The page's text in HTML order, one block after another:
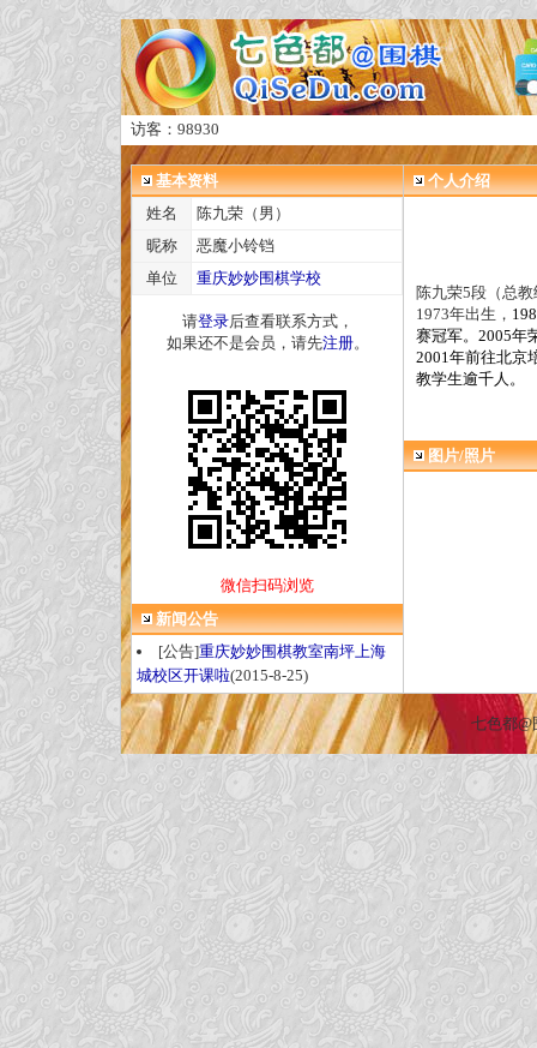
访客：98930
基本资料
姓名
陈九荣（男）
昵称
恶魔小铃铛
单位
重庆妙妙围棋学校
请登录后查看联系方式，
如果还不是会员，请先注册。
微信扫码浏览
新闻公告
[公告]重庆妙妙围棋教室南坪上海
城校区开课啦(2015-8-25)
个人介绍
陈九荣5段（总教
1973年出生，
赛冠军。 2005年
2001 年前往北京
教学生逾千人。
图片/照片
七色都